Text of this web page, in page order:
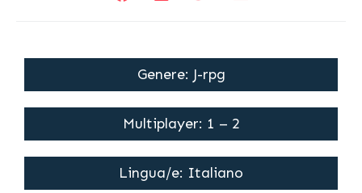
Genere: J-rpg
Multiplayer: 1 – 2
Lingua/e: Italiano